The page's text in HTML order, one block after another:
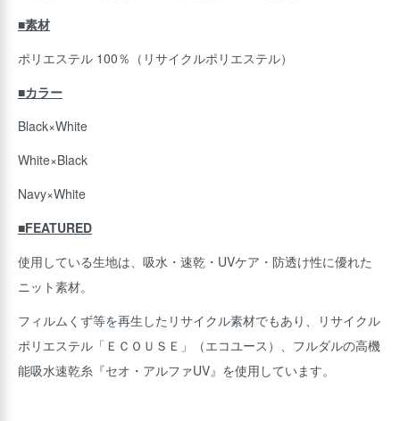
■素材
ポリエステル 100％（リサイクルポリエステル）
■カラー
Black×White
White×Black
Navy×White
■FEATURED
使用している生地は、吸水・速乾・UVケア・防透け性に優れた
ニット素材。
フィルムくず等を再生したリサイクル素材でもあり、リサイクル
ポリエステル「ＥＣＯＵＳＥ」（エコユース）、フルダルの高機
能吸水速乾糸『セオ・アルファUV』を使用しています。